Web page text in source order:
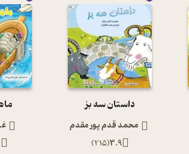
داستان سه بز
محمد قدم پور مقدم
3.9
(
215
)